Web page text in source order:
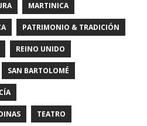
MARTINICA
PATRIMONIO & TRADICIÓN
REINO UNIDO
SAN BARTOLOMÉ
TEATRO